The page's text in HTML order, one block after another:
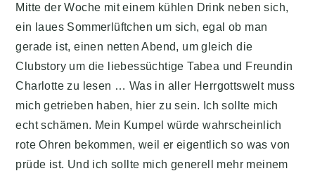
Mitte der Woche mit einem kühlen Drink neben sich,
ein laues Sommerlüftchen um sich, egal ob man
gerade ist, einen netten Abend, um gleich die
Clubstory um die liebessüchtige Tabea und Freundin
Charlotte zu lesen … Was in aller Herrgottswelt muss
mich getrieben haben, hier zu sein. Ich sollte mich
echt schämen. Mein Kumpel würde wahrscheinlich
rote Ohren bekommen, weil er eigentlich so was von
prüde ist. Und ich sollte mich generell mehr meinem